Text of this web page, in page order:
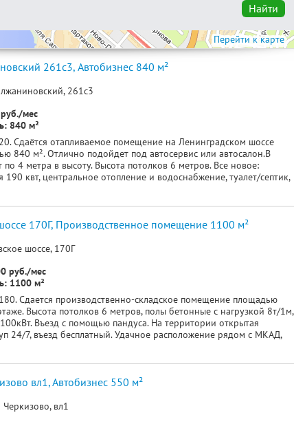
Найти
Перейти к карте
261c3, Автобизнес 840 м²
261c3
мес
840 м²
Сдаётся отапливаемое помещение на Ленинградском шоссе
840 м². Отлично подойдет под автосервис или автосалон.В
4 метра в высоту. Высота потолков 6 метров. Все новое:
190 квт, центральное отопление и водоснабжение, туалет/септик,
170Г, Производственное помещение 1100 м²
шоссе, 170Г
руб./мес
1100 м²
Сдается производственно-складское помещение площадью
Высота потолков 6 метров, полы бетонные с нагрузкой 8т/1м,
Въезд с помощью пандуса. На территории открытая
24/7, въезд бесплатный. Удачное расположение рядом с МКАД,
вл1, Автобизнес 550 м²
вл1